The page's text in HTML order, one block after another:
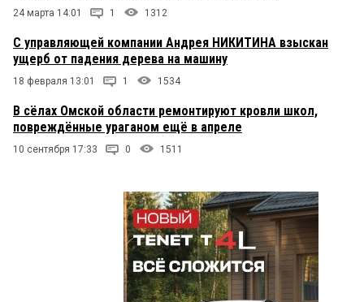
24 марта 14:01 1 1312
С управляющей компании Андрея НИКИТИНА взыскан
ущерб от падения дерева на машину
18 февраля 13:01 1 1534
В сёлах Омской области ремонтируют кровли школ,
повреждённые ураганом ещё в апреле
10 сентября 17:33 0 1511